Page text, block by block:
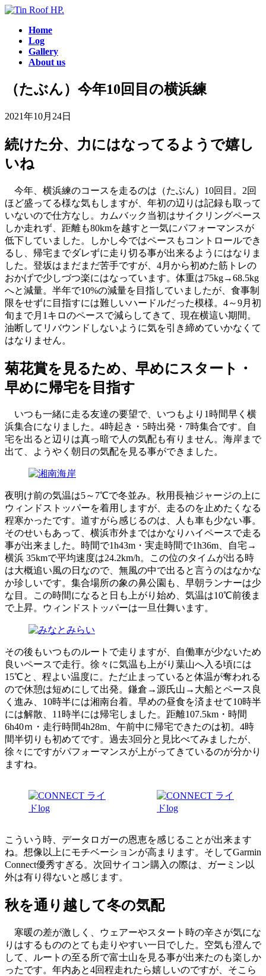
コ
プ
ナ
動
Home
Log
Gallery
About us
（たぶん）今年10回目の横浜練
2021年10月24日
続けた分、力にはなってるようで嬉し
いね
今年、横浜練のコースを走るのは（たぶん）10回目。2回
ほど盛ってる様な気もしますが、年初の辺りは記録も取って
いないので仕方なし。カムバック当初はサイクリングペース
しか走れず、距離も80kmを越すと一気にパフォーマンスが
低下していました。しかし今ではペースもコントロールでき
るし、帰宅までダレずに走り切る事が出来るようにはなりま
した。登坂はまだまだ苦手ですが、4月から初めた筋トレの
おかげで少しづつ楽にはなっています。体重は75kg→68.5kg
へと減量。半年で10%の減量を目指していましたが、食事制
限をせずに目指すには難しいハードルだった模様。4～9月初
旬まで月1キロのペースで減らしてきて、現在横這い期間。
油断してリバウンドしないように気を引き締めていかなくて
はなりません。
菊花賞を見るため、早めにスタート・
早めに帰宅を目指す
いつも一緒に走る友達の要望で、いつもより1時間早く横
浜集合になりました。4時起き・5時出発・7時集合です。自
宅を出ると辺りは真っ暗で人の気配も有りません。海岸まで
出て、ようやく朝日の気配を見る事ができました。
夜明け前の気温は5～7℃で冬並み。秋用長袖ジャージの上に
ウィンドストッパーを着用しますが、走るのを止めたくなる
程寒かったです。道すがら感じるのは、人も車も少ない事。
そのせいもあって、横浜市外まではかなりハイペースで走る
事が出来ました。時間で1h43m・実走時間で1h36m、自宅→
横浜 35kmで平均速度は24.2km/h。この位のタイムが出る時
は大概追い風の日なので、無風の中で出ると言うのはなかな
か珍しいです。集合場所の象の鼻公園も、早朝ランナーは少
な目。この時間になると日も上がり始め、気温は10℃前後ま
で上昇。ウィンドストッパーは一旦仕舞います。
その後もいつものルートで走りますが、自働車が少ないため
良いペースで走行。徐々に気温も上がり葉山へ入る頃には
15℃と、程よい温度に。ただ止まっていると体温が奪われる
ので休憩は短めにして出発。鎌倉→源氏山→大船とペース良
く進み、10時半には湘南台着。早めの昼食を済ませて10時半
には解散、11時半には帰宅しました。距離107.5km・時間
6h40ｍ・走行時間4h28m、午前中に帰宅できたのは初。4時
間半切りも初めてです。過去3回分と見比べてみましたが、
徐々にですがパフォーマンスが上がってきているのが分かり
ますね。
こういう時、データロガーの恩恵を感じることが出来ます
ね。想像以上にモチベーションが高まります。そしてGarmin
Connect優秀すぎる。次回サイコン購入の際は、ガーミン以
外は有り得ないと感じます。
秋を通り越して冬の気配
寒暖の差が激しく、ウェアーやスタート時の辛さが気にな
りはするもののとても走りやすい一日でした。空気も澄んで
して、ルートの至る所で富士山を見る事が出来たのも楽しか
ったです。年内あと4回程走れたら嬉しいのですが、そこら